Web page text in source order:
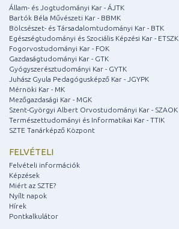
Állam- és Jogtudományi Kar - ÁJTK
Bartók Béla Művészeti Kar - BBMK
Bölcsészet- és Társadalomtudományi Kar - BTK
Egészségtudományi és Szociális Képzési Kar - ETSZK
Fogorvostudományi Kar - FOK
Gazdaságtudományi Kar - GTK
Gyógyszerésztudományi Kar - GYTK
Juhász Gyula Pedagógusképző Kar - JGYPK
Mérnöki Kar - MK
Mezőgazdasági Kar - MGK
Szent-Györgyi Albert Orvostudományi Kar - SZAOK
Természettudományi és Informatikai Kar - TTIK
SZTE Tanárképző Központ
FELVÉTELI
Felvételi információk
Képzések
Miért az SZTE?
Nyílt napok
Hírek
Pontkalkulátor